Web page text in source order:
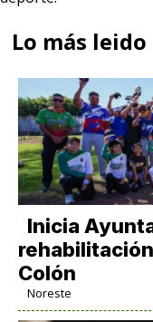
Lo más leido
Inicia
Colón
Noreste